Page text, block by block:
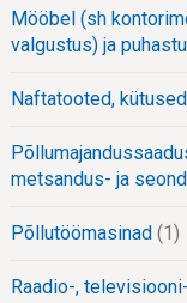
Mööbel (sh
valgustus) ja
Naftatooted,
metsandus- ja
Põllutöömasinad 1
Raadio-,